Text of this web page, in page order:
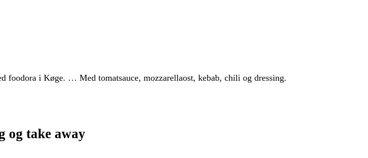
foodora i Køge. … Med tomatsauce, mozzarellaost, kebab, chili og dressing.
og take away